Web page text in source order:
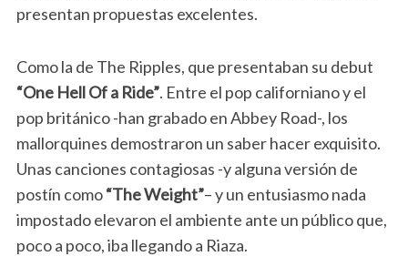
presentan propuestas excelentes.
Como la de The Ripples, que presentaban su debut
“One Hell Of a Ride”. Entre el pop californiano y el
pop británico -han grabado en Abbey Road-, los
mallorquines demostraron un saber hacer exquisito.
Unas canciones contagiosas -y alguna versión de
postín como“The Weight”– y un entusiasmo nada
impostado elevaron el ambiente ante un público que,
poco a poco, iba llegando a Riaza.